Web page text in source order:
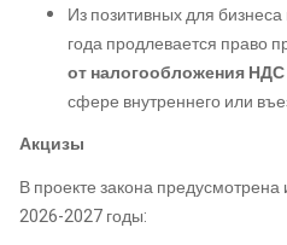
Из позитивных для
года продлевается право
от налогообложения НДС
сфере внутреннего или
Акцизы
В проекте закона предусмотрена
2026-2027 годы: